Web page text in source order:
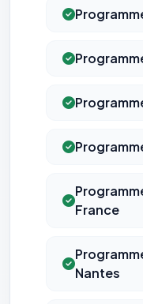
France
Nantes
opposer : utilisez le
vous opposer à ce suivi